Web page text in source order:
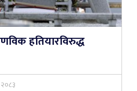
हतियारविरुद्ध
२०८३